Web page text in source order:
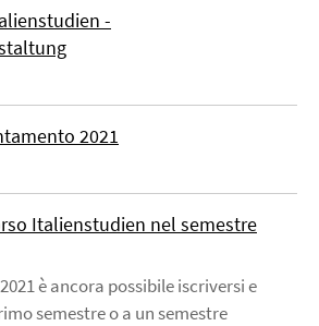
-
2021
Italienstudien nel semestre
è ancora possibile iscriversi e
semestre o a un semestre